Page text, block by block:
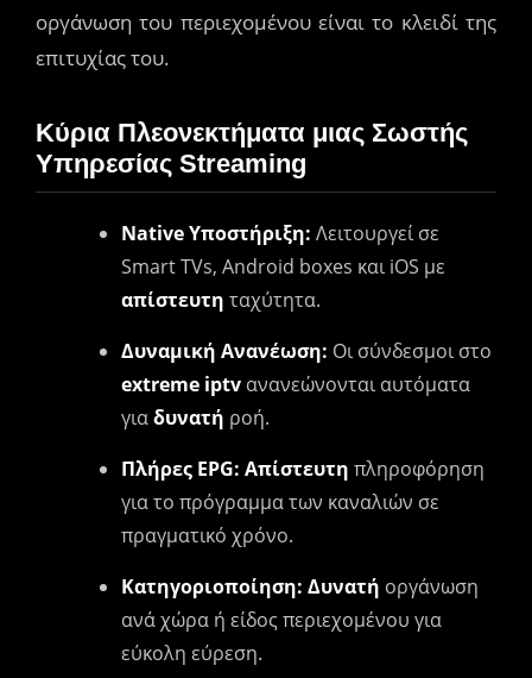
οργάνωση του περιεχομένου είναι το κλειδί της
επιτυχίας του.
Κύρια Πλεονεκτήματα μιας Σωστής
Υπηρεσίας Streaming
Native Υποστήριξη: Λειτουργεί σε
Smart TVs, Android boxes και iOS με
απίστευτη ταχύτητα.
Δυναμική Ανανέωση: Οι σύνδεσμοι στο
extreme iptv ανανεώνονται αυτόματα
γιαδυνατή ροή.
Πλήρες EPG: Απίστευτη πληροφόρηση
για το πρόγραμμα των καναλιών σε
πραγματικό χρόνο.
Κατηγοριοποίηση: Δυνατή οργάνωση
ανά χώρα ή είδος περιεχομένου για
εύκολη εύρεση.